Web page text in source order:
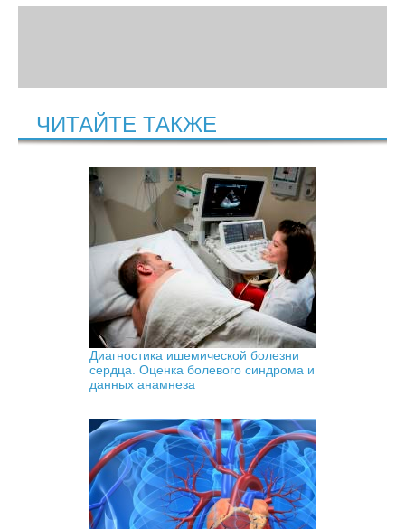
ЧИТАЙТЕ ТАКЖЕ
Диагностика ишемической болезни
сердца. Оценка болевого синдрома и
данных анамнеза